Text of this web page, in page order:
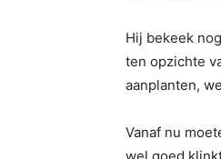
Hij bekeek
ten opzichte
aanplanten,
Vanaf nu